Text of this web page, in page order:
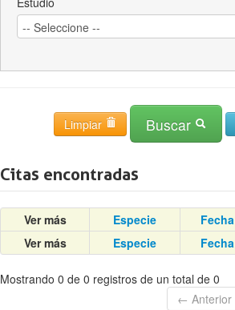
Limpiar Buscar
Citas encontradas
Ver más Especie Fecha
Ver más
Especie Fecha
Mostrando 0 de 0 registros de un total de 0
← Anterior